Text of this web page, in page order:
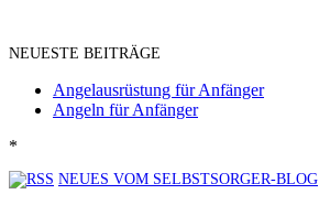
NEUESTE BEITRÄGE
Angelausrüstung für Anfänger
Angeln für Anfänger
*
NEUES VOM SELBSTSORGER-BLOG